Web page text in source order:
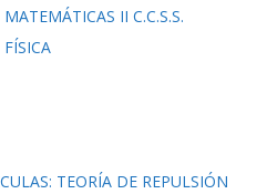
II C.C.S.S.
TEORÍA DE REPULSIÓN